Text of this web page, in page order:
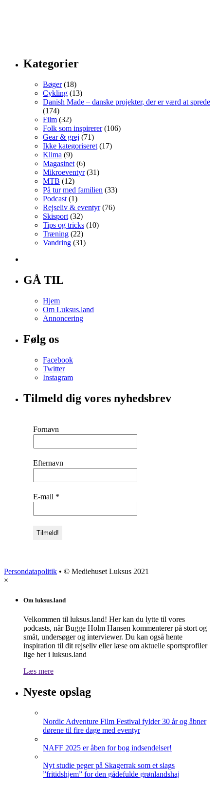
Kategorier
Bøger(18)
Cykling (13)
Danish Made – danske projekter, der er værd at sprede
(174)
Film (32)
Folk som inspirerer(106)
Gear & grej (71)
Ikke kategoriseret (17)
Klima (9)
Magasinet (6)
Mikroeventyr(31)
MTB (12)
På tur med familien (33)
Podcast (1)
Rejseliv & eventyr(76)
Skisport (32)
Tips og tricks (10)
Træning (22)
Vandring (31)
GÅ TIL
Hjem
Om Luksus.land
Annoncering
Følg os
Facebook
Twitter
Instagram
Tilmeld dig vores nyhedsbrev
Fornavn
Efternavn
E-mail *
Persondatapolitik • © Mediehuset Luksus 2021
×
Om luksus.land
Velkommen til luksus.land! Her kan du lytte til vores
podcasts, når Bugge Holm Hansen kommenterer på stort og
småt, undersøger og interviewer. Du kan også hente
inspiration til dit rejseliv eller læse om aktuelle sportsprofiler
lige her i luksus.land
Læs mere
Nyeste opslag
Nordic Adventure Film Festival fylder 30 år og åbner
dørene til fire dage med eventyr
NAFF 2025 er åben for bog indsendelser!
Nyt studie peger på Skagerrak som et slags
”fritidshjem” for den gådefulde grønlandshaj